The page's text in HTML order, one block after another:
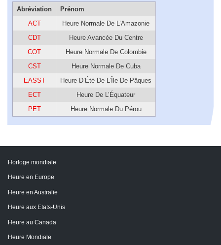
Abréviation
Prénom
ACT
Heure Normale De L’Amazonie
CDT
Heure Avancée Du Centre
COT
Heure Normale De Colombie
CST
Heure Normale De Cuba
EASST
Heure D’Été De L’Île De Pâques
ECT
Heure De L’Équateur
PET
Heure Normale Du Pérou
Horloge mondiale
Heure en Europe
Heure en Australie
Heure aux Etats-Unis
Heure au Canada
Heure Mondiale